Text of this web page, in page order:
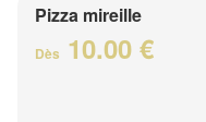
Pizza mireille
Dès 10.00 €